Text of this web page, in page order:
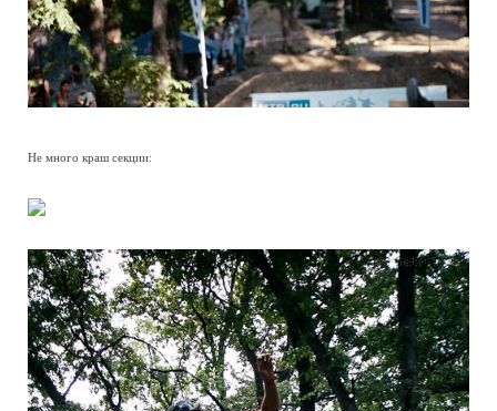
Не много краш секции: